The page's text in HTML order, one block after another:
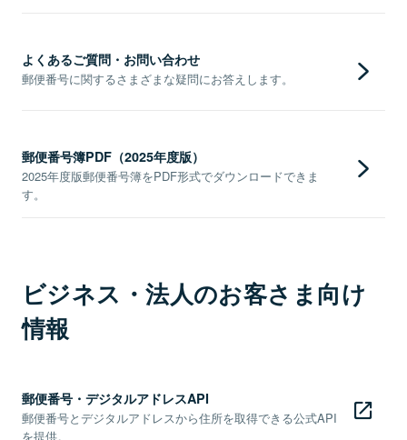
よくあるご質問・お問い合わせ
郵便番号に関するさまざまな疑問にお答えします。
郵便番号簿PDF（2025年度版）
2025年度版郵便番号簿をPDF形式でダウンロードできま
す。
ビジネス・法人のお客さま向け
情報
郵便番号・デジタルアドレスAPI
郵便番号とデジタルアドレスから住所を取得できる公式API
を提供。